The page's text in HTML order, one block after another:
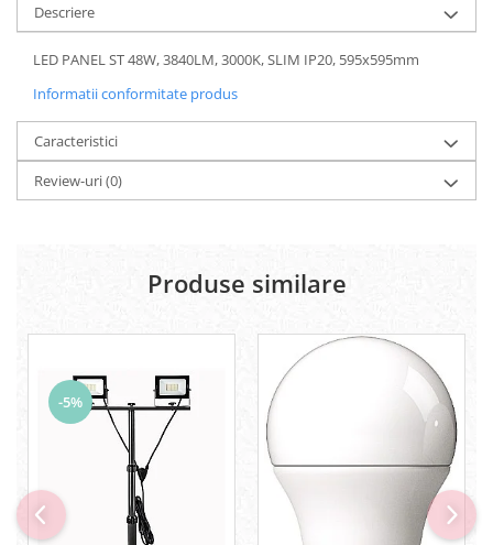
Descriere
LED PANEL ST 48W, 3840LM, 3000K, SLIM IP20, 595x595mm
Informatii conformitate produs
Caracteristici
Review-uri(0)
Produse similare
-5%